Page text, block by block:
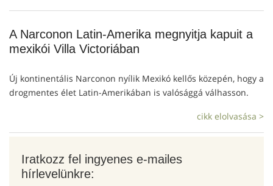
A Narconon Latin-Amerika megnyitja kapuit a
mexikói Villa Victoriában
Új kontinentális Narconon nyílik Mexikó kellős közepén, hogy a
drogmentes élet Latin-Amerikában is valósággá válhasson.
cikk elolvasása >
Iratkozz fel ingyenes e-mailes
hírlevelünkre: